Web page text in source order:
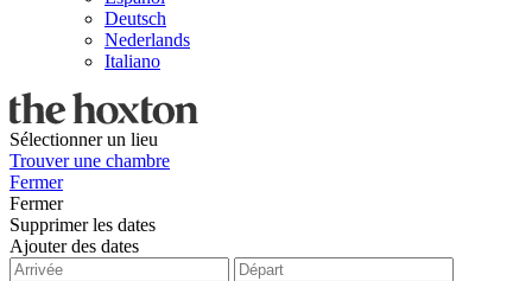
Deutsch
Nederlands
Italiano
Sélectionner un lieu
Trouver une chambre
Fermer
Fermer
Supprimer les dates
Ajouter des dates